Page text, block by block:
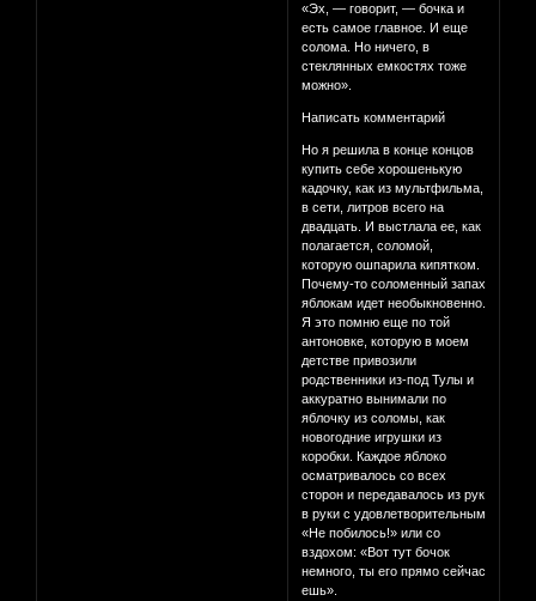
«Эх, — говорит, — бочка и
есть самое главное. И еще
солома. Но ничего, в
стеклянных емкостях тоже
можно».
Написать комментарий
Но я решила в конце концов
купить себе хорошенькую
кадочку, как из мультфильма,
в сети, литров всего на
двадцать. И выстлала ее, как
полагается, соломой,
которую ошпарила кипятком.
Почему-то соломенный запах
яблокам идет необыкновенно.
Я это помню еще по той
антоновке, которую в моем
детстве привозили
родственники из-под Тулы и
аккуратно вынимали по
яблочку из соломы, как
новогодние игрушки из
коробки. Каждое яблоко
осматривалось со всех
сторон и передавалось из рук
в руки с удовлетворительным
«Не побилось!» или со
вздохом: «Вот тут бочок
немного, ты его прямо сейчас
ешь».